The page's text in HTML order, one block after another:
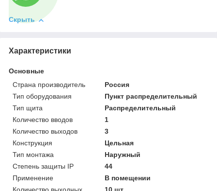
Скрыть
Характеристики
Основные
Страна производитель
Россия
Тип оборудования
Пункт распределительный
Тип щита
Распределительный
Количество вводов
1
Количество выходов
3
Конструкция
Цельная
Тип монтажа
Наружный
Степень защиты IP
44
Применение
В помещении